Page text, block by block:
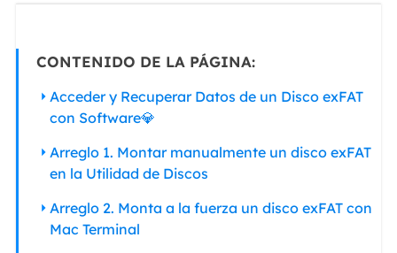
CONTENIDO DE LA PÁGINA:
Acceder y Recuperar Datos de un Disco exFAT
con Software💎
Arreglo 1. Montar manualmente un disco exFAT
en la Utilidad de Discos
Arreglo 2. Monta a la fuerza un disco exFAT con
Mac Terminal